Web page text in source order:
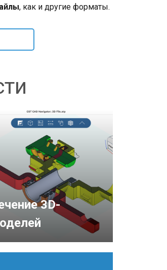
, как и другие форматы.
3D-